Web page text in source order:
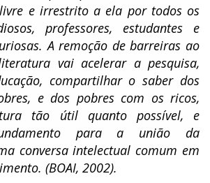
e irrestrito a ela por todos os
professores, estudantes e
A remoção de barreiras ao
vai acelerar a pesquisa,
compartilhar o saber dos
e dos pobres com os ricos,
tão útil quanto possível, e
para a união da
conversa intelectual comum em
(BOAI, 2002).